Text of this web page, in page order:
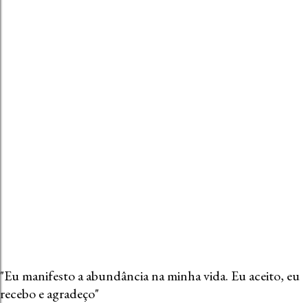
"Eu manifesto a abundância na minha vida. Eu aceito, eu
recebo e agradeço"